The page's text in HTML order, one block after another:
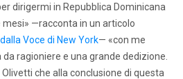
dirigermi in Repubblica Dominicana
—racconta in un articolo
Voce di New York— «con me
ragioniere e una grande dedizione.
Olivetti che alla conclusione di questa